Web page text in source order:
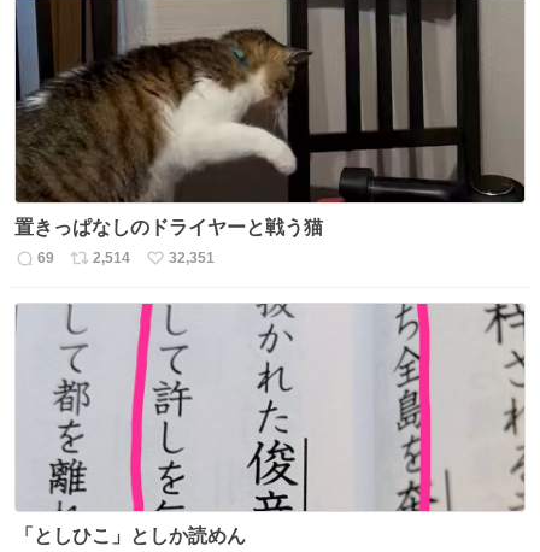
数
数
置きっぱなしのドライヤーと戦う猫
返
数
69
リ
ス
ト
数
2,514
い
ね
数
32,351
「としひこ」としか読めん